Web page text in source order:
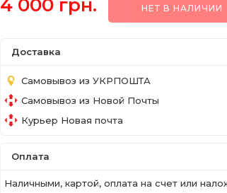
4 000 грн. НЕТ В НАЛИЧИИ
Доставка
Самовывоз из УКРПОШТА
Самовывоз из Новой Почты
Курьер Новая почта
Оплата
Наличными, картой, оплата на счет или